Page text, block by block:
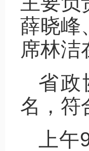
薛晓峰
席林洁
省政
名，符
上